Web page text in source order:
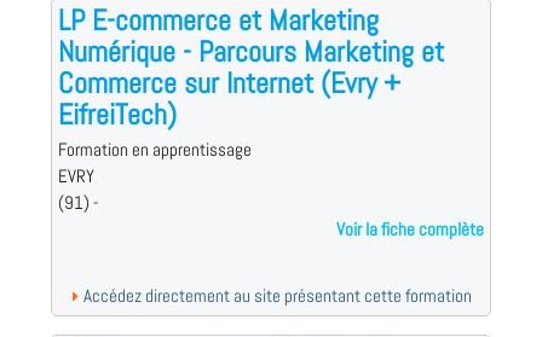
LP E-commerce et Marketing
Numérique - Parcours Marketing et
Commerce sur Internet (Evry +
EifreiTech)
Formation en apprentissage
EVRY
(91) -
Voir la fiche complète
Accédez directement au site présentant cette formation